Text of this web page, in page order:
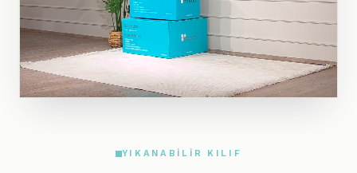
YIKANABILIR KILIF